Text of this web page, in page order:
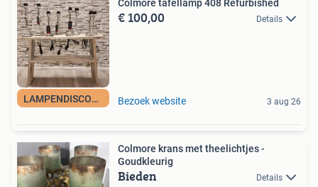
LAMPENDISCOUNT_NL
Colmore tafellamp 408 Refurbished
€ 100,00 Details
Bezoek website 3 aug 26
Colmore krans met theelichtjes -
Goudkleurig
Bieden Details